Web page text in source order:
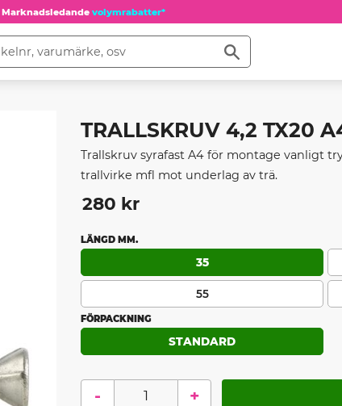
Marknadsledande volymrabatter*
TRALLSKRUV 4,2 TX20
Trallskruv syrafast A4 för montage vanligt
trallvirke mfl mot underlag av trä.
280 kr
LÄNGD MM.
35
55
FÖRPACKNING
STANDARD
+
-